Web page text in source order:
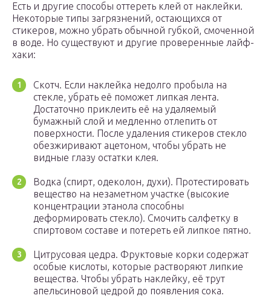
Есть и другие способы оттереть клей от наклейки.
Некоторые типы загрязнений, остающихся от
стикеров, можно убрать обычной губкой, смоченной
в воде. Но существуют и другие проверенные лайф-
хаки:
Скотч. Если наклейка недолго пробыла на
стекле, убрать её поможет липкая лента.
Достаточно приклеить её на удаляемый
бумажный слой и медленно отлепить от
поверхности. После удаления стикеров стекло
обезжиривают ацетоном, чтобы убрать не
видные глазу остатки клея.
Водка (спирт, одеколон, духи). Протестировать
вещество на незаметном участке (высокие
концентрации этанола способны
деформировать стекло). Смочить салфетку в
спиртовом составе и потереть ей липкое пятно.
Цитрусовая цедра. Фруктовые корки содержат
особые кислоты, которые растворяют липкие
вещества. Чтобы убрать наклейку, её трут
апельсиновой цедрой до появления сока.